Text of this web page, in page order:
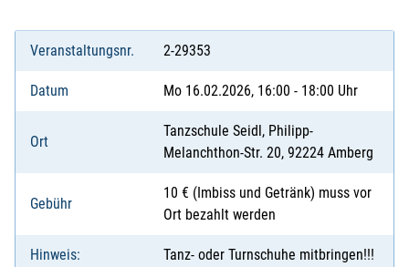
Veranstaltungsnr. 2-29353
Datum Mo 16.02.2026, 16:00 - 18:00 Uhr
Ort
Tanzschule Seidl, Philipp-
Melanchthon-Str. 20, 92224 Amberg
Gebühr
10 € (Imbiss und Getränk) muss vor
Ort bezahlt werden
Hinweis: Tanz- oder Turnschuhe mitbringen!!!